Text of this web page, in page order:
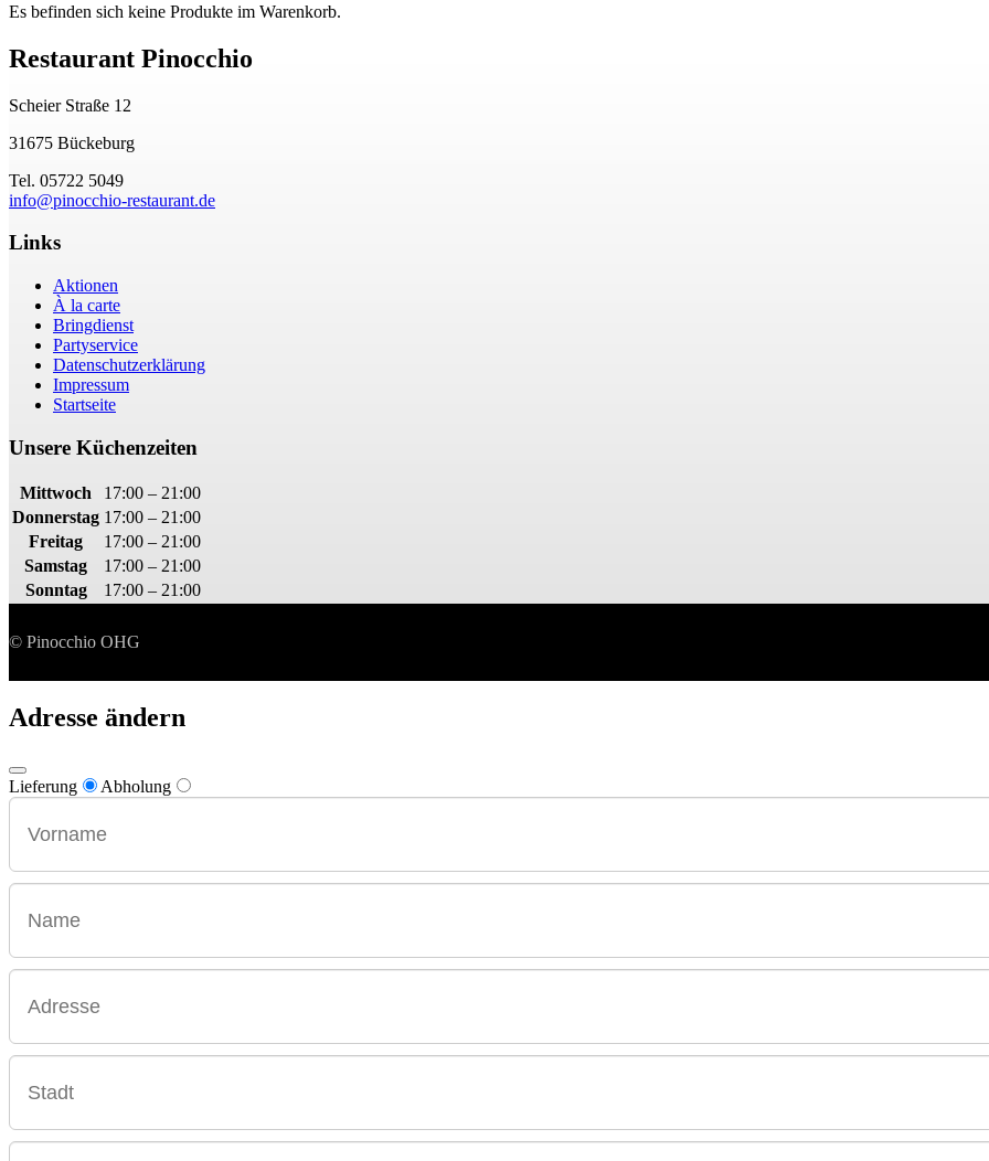
Es befinden sich keine Produkte im Warenkorb.
Restaurant Pinocchio
Scheier Straße 12
31675 Bückeburg
Tel. 05722 5049
info@pinocchio-restaurant.de
Links
Aktionen
À la carte
Bringdienst
Partyservice
Datenschutzerklärung
Impressum
Startseite
Unsere Küchenzeiten
Mittwoch
17:00 – 21:00
Donnerstag 17:00 – 21:00
Freitag
17:00 – 21:00
Samstag
17:00 – 21:00
Sonntag
17:00 – 21:00
© Pinocchio OHG
Adresse ändern
Lieferung Abholung